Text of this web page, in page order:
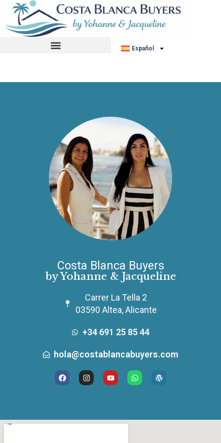
Español
No hemos encontrado ningún anuncio.
Costa Blanca Buyers
by Yohanne & Jacqueline
Carrer La Tella 2
03590 Altea, Alicante
+34 691 25 85 44
hola@costablancabuyers.com